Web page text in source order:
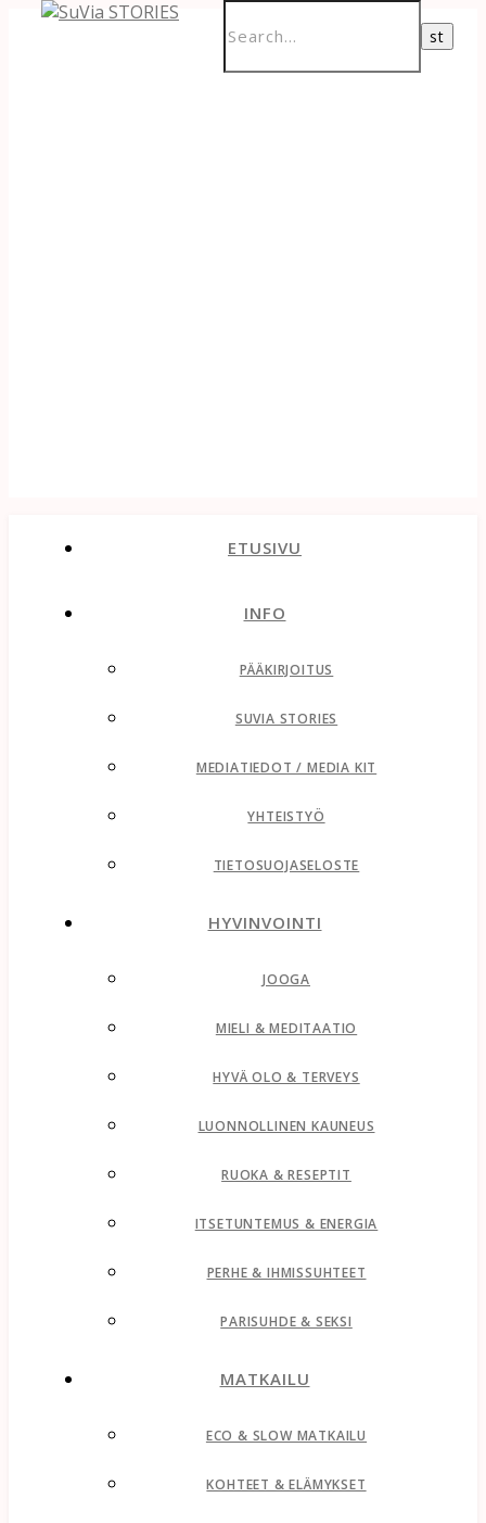
ETUSIVU
INFO
PÄÄKIRJOITUS
SUVIA STORIES
MEDIATIEDOT / MEDIA KIT
YHTEISTYÖ
TIETOSUOJASELOSTE
HYVINVOINTI
JOOGA
MIELI & MEDITAATIO
HYVÄ OLO & TERVEYS
LUONNOLLINEN KAUNEUS
RUOKA & RESEPTIT
ITSETUNTEMUS & ENERGIA
PERHE & IHMISSUHTEET
PARISUHDE & SEKSI
MATKAILU
ECO & SLOW MATKAILU
KOHTEET & ELÄMYKSET